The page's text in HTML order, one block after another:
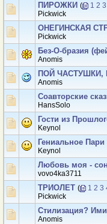
ПИРОЖКИ ( 1 2 3
Рickwick
ОНЕГИНСКАЯ
Рickwick
Без-О-бразия
Anomis
ПОЙ ЧАСТУШКИ,
Anomis
Соавторские
HansSolo
Гости из
Keynol
Гениальное Пари
Keynol
Любовь моя -
vovo4ka3711
ТРИОЛЕТ ( 1 2 3
Рickwick
Стилизация?
Anomis